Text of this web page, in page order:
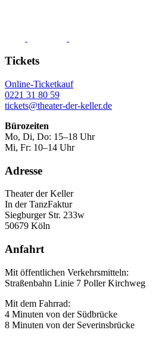
Tickets
Online-Ticketkauf
0221 31 80 59
tickets@theater-der-keller.de
Bürozeiten
Mo, Di, Do: 15–18 Uhr
Mi, Fr: 10–14 Uhr
Adresse
Theater der Keller
In der TanzFaktur
Siegburger Str. 233w
50679 Köln
Anfahrt
Mit öffentlichen Verkehrsmitteln:
Straßenbahn Linie 7 Poller Kirchweg
Mit dem Fahrrad:
4 Minuten von der Südbrücke
8 Minuten von der Severinsbrücke